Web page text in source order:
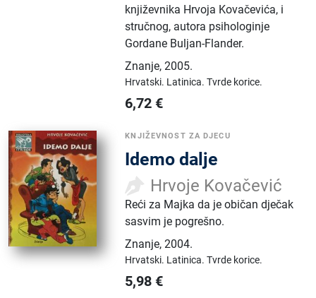
književnika Hrvoja Kovačevića, i
stručnog, autora psihologinje
Gordane Buljan-Flander.
Znanje,2005.
Hrvatski. Latinica.Tvrde korice.
6,72 €
KNJIŽEVNOST ZA DJECU
Idemo dalje
Hrvoje Kovačević
Reći za Majka da je običan dječak
sasvim je pogrešno.
Znanje,2004.
Hrvatski. Latinica.Tvrde korice.
5,98 €